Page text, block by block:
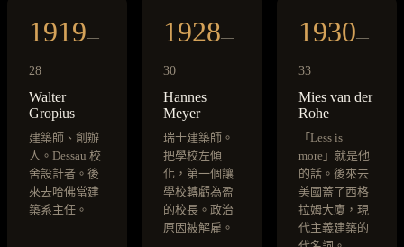
1919—
28
Walter
Gropius
建築師、創辦
人。Dessau 校
舍設計者。後
來去哈佛當建
築系主任。
1928—
30
Hannes
Meyer
瑞士建築師。
把學校左傾
化，第一個讓
學校轉虧為盈
的校長。政治
原因被解雇。
1930—
33
Mies van der
Rohe
「Less is
more」就是他
的話。後來去
美國蓋了西格
拉姆大廈，現
代主義建築的